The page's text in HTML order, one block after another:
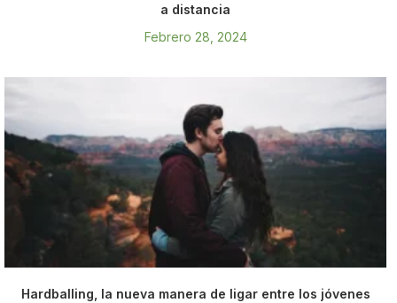
a distancia
Febrero 28, 2024
Hardballing, la nueva manera de ligar entre los jóvenes